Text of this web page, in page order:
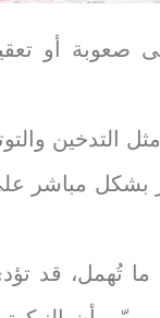
صعوبة أو
التدخين
بشكل مباشر
ما تُهمل، قد